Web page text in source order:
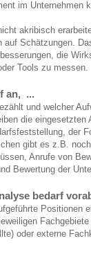
im Unternehmen
akribisch
auf Schätzungen.
die
Tools zu messen.
an, ...
und welcher
die
der
gibt es z.B.
Anrufe von
Bewertung der
bedarf
Positionen
oder externe